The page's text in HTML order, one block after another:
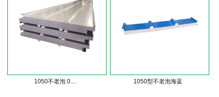
1050不老泡 0.... 1050型不老泡海蓝